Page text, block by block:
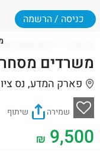
כניסה / הרשמה
דירות מסחריים
משרדים
פארק המדע, נס
שמירה שיתוף
9,500
₪